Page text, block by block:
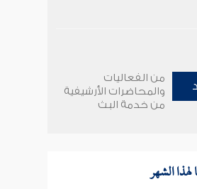
من الفعاليات
والمحاضرات الأرشيفية
من خدمة البث
لهذا الشهر